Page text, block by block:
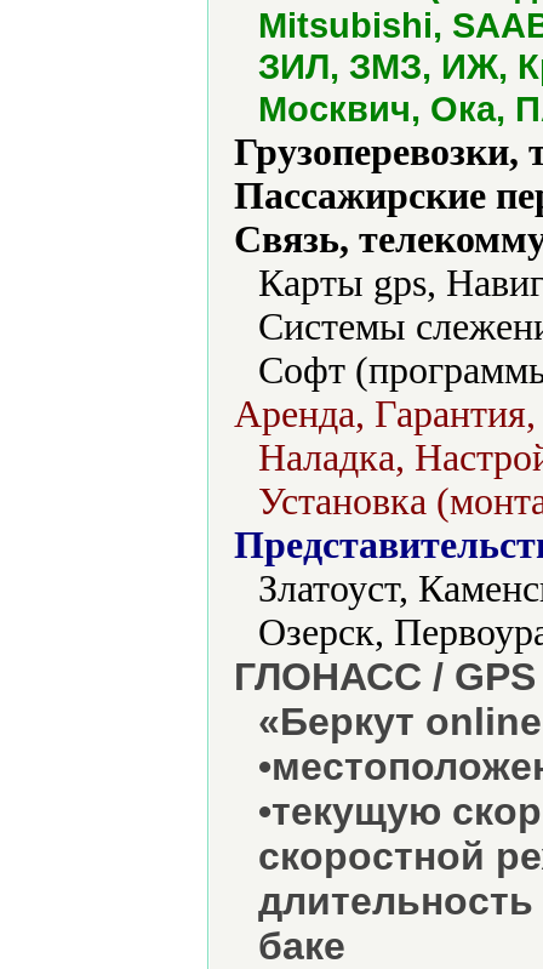
Mitsubishi,
ЗИЛ, ЗМЗ, ИЖ,
Москвич, Ока,
Пассажирские
Связь,
Карты gps,
Системы
Софт
Аренда,
Наладка,
Установка
Златоуст,
Озерск,
ГЛОНАСС / GPS
«Беркут
•текущую
скоростной
баке